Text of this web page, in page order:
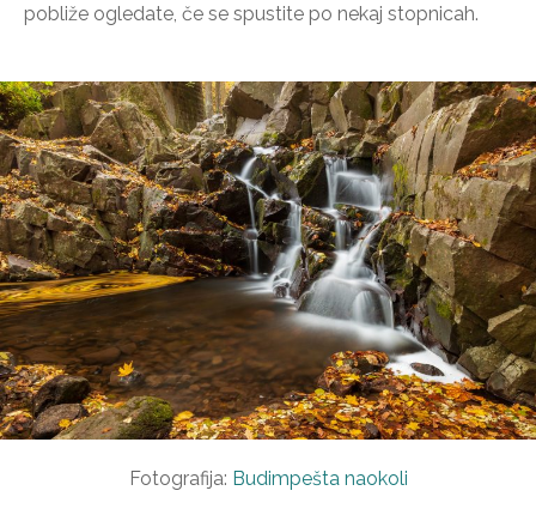
pobliže ogledate, če se spustite po nekaj stopnicah.
Fotografija: Budimpešta naokoli